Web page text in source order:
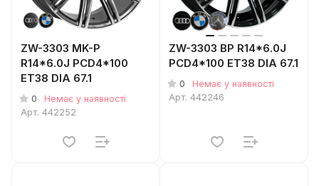
ZW-3303 MK-P
R14*6.0J PCD4*100
ET38 DIA 67.1
0
Немає у наявності
Арт. 442252
ZW-3303 BP R14*6.0J
PCD4*100 ET38 DIA 67.1
0
Немає у наявності
Арт. 442246